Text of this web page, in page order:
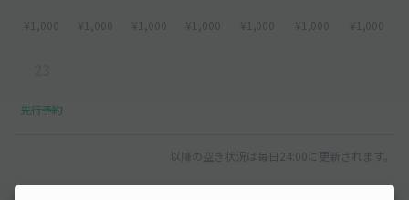
¥1,000 ¥1,000 ¥1,000 ¥1,000 ¥1,000 ¥1,000 ¥1,000
先行予約
以降の空き状況は毎日24:00に更新されます。